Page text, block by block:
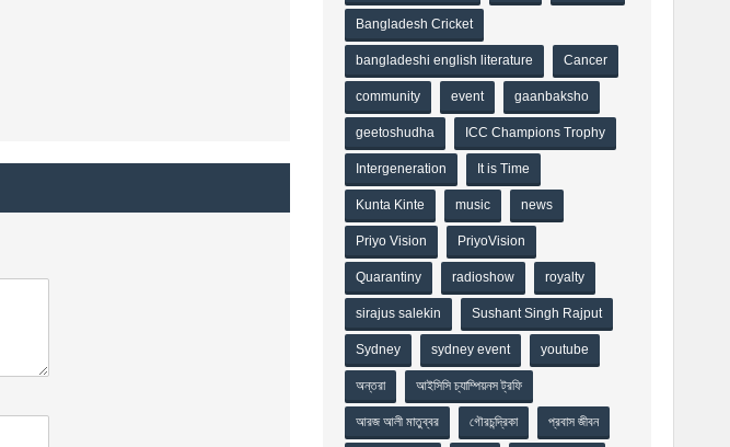
Bangladesh Cricket
bangladeshi english literature Cancer
community event gaanbaksho
geetoshudha ICC Champions Trophy
Intergeneration It is Time
Kunta Kinte music news
Priyo Vision PriyoVision
Quarantiny radioshow royalty
sirajus salekin Sushant Singh Rajput
Sydney sydney event youtube
অন্তরা আইসিসি চ্যাম্পিয়নস ট্রফি
আরজ আলী মাতুব্বর গৌরচন্দ্রিকা প্রবাস জীবন